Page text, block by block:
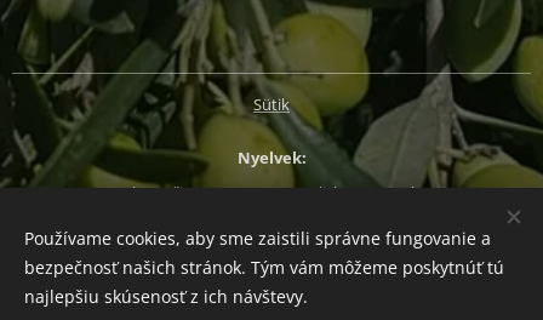
Sütik
Nyelvek
Slovenčina
Magyar English Deutsch
Pénznem
EUR €
CZK Kč HUF Ft PLN zł
Používame cookies, aby sme zaistili správne fungovanie a
bezpečnosť našich stránok. Tým vám môžeme poskytnúť tú
najlepšiu skúsenosť z ich návštevy.